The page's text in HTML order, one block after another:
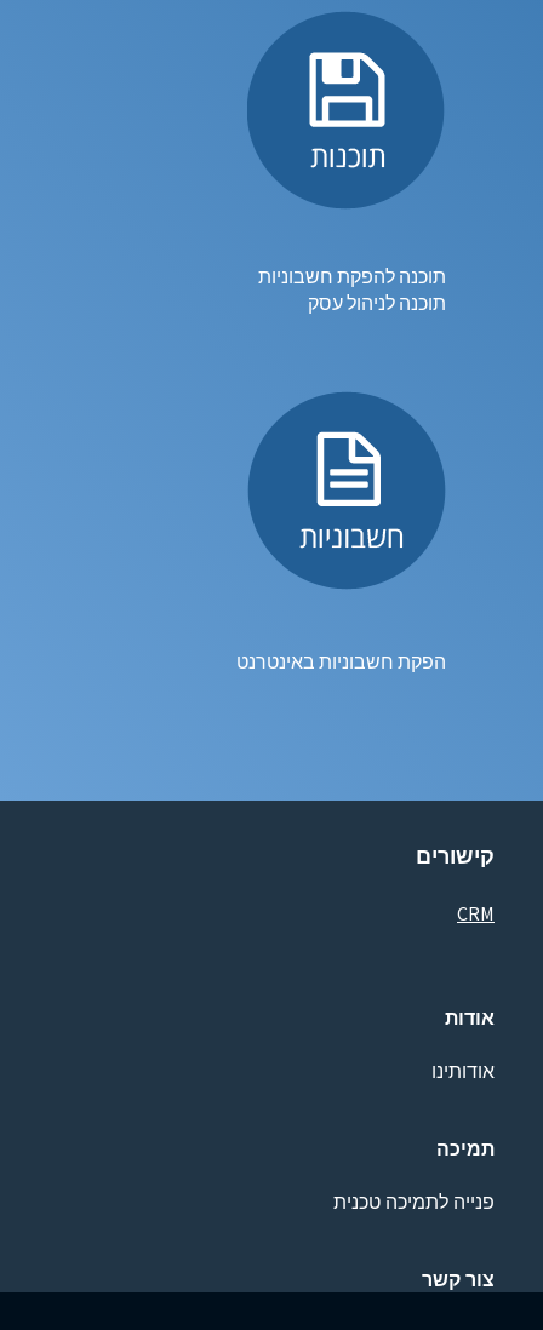
תוכנה להפקת חשבוניות
תוכנה לניהול עסק
הפקת חשבוניות באינטרנט
קישורים
CRM
אודות
אודותינו
תמיכה
פנייה לתמיכה טכנית
צור קשר